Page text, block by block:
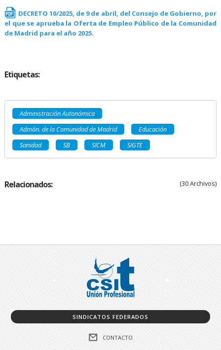
DECRETO 10/2025, de 9 de abril, del Consejo de Gobierno, por
el que se aprueba la Oferta de Empleo Público de la Comunidad
de Madrid para el año 2025.
Etiquetas:
Administración Autonómica
Admón. de la Comunidad de Madrid
Educación
Sanidad
SB SICM SIGTE
Relacionados: (30 Archivos)
SINDICATOS FEDERADOS
CONTACTO